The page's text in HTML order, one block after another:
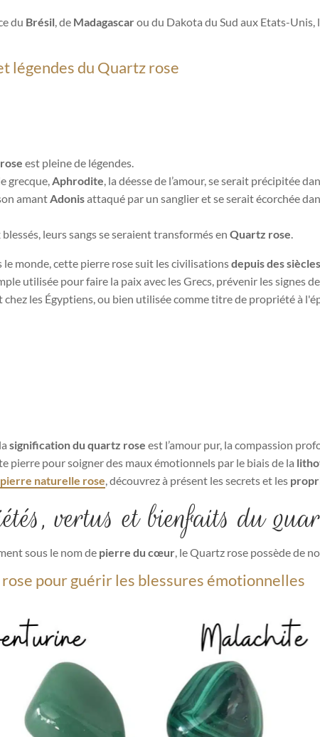
du Brésil, de Madagascarou du Dakota du Sud aux Etats-Unis,
légendes du Quartz rose
est pleine de légendes.
grecque, Aphrodite , la déesse de l’amour, se serait précipitée
amant Adonisattaqué par un sanglier et se serait écorchée
blessés, leurs sangs se seraient transformés en Quartz rose
le monde, cette pierre rose suit les civilisationsdepuis des siècles
utilisée pour faire la paix avec les Grecs, prévenir les signes de
les Égyptiens, ou bien utilisée comme titre de propriété à
signification du quartz rose est l’amour pur, la compassion
pierre pour soigner des maux émotionnels par le biais de la
pierre naturelle rose, découvrez à présent les secrets et les
vertus et bienfaits du
sous le nom de pierre du cœur, le Quartz rose possède de
rose pour guérir les blessures émotionnelles